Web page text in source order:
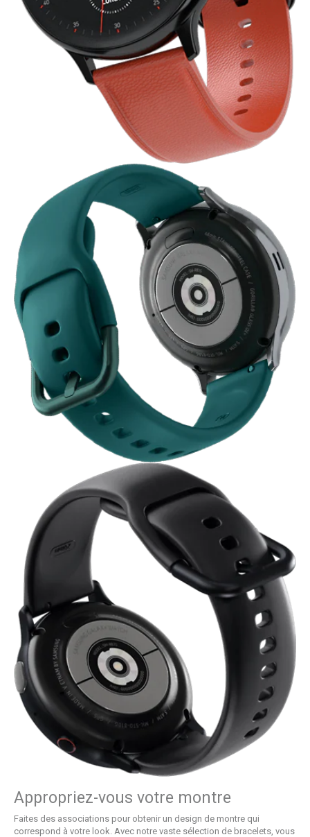
Appropriez-vous votre montre
Faites des associations pour obtenir un design de montre qui
correspond à votre look. Avec notre vaste sélection de bracelets, vous